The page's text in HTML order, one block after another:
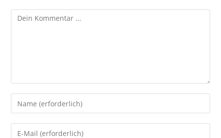
Kommentieren
Gib
deinen
Namen
Gib